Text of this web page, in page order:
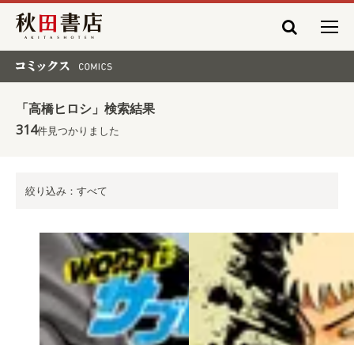
秋田書店
「高橋ヒロシ」検索結果
314件見つかりました
絞り込み：すべて